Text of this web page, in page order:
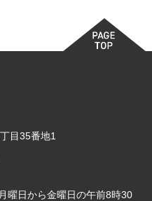
目35番地1
曜日から金曜日の午前8時30